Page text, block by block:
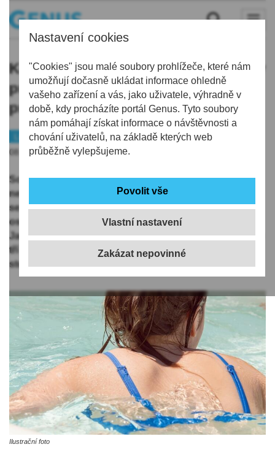
Nastavení cookies
"Cookies" jsou malé soubory prohlížeče, které nám
umožňují dočasně ukládat informace ohledně
vašeho zařízení a vás, jako uživatele, výhradně v
době, kdy procházíte portál Genus. Tyto soubory
nám pomáhají získat informace o návštěvnosti a
chování uživatelů, na základě kterých web
průběžně vylepšujeme.
Vlastní nastavení
Koupaliště Vápenka v Liberci letos v
provozu asi nebude, areál je na
prodej
Liberec
08.06.2026 | 17:38
Soukromé koupaliště Vápenka v Liberci letos nejspíš
nebude v provozu. Jeho dlouholetý majitel už další
sezonu nezahájí, areál se rozhodl prodat. Je to z
osobních důvodů, řekl dnes ČTK majitel koupaliště
Jan Skalník. Vápenku provozoval 33 let. Jde o jedno ze
tří venkovních koupališť s betonovou vanou ve
stotisícovém Liberci, další dvě jsou městská.
Ilustrační foto